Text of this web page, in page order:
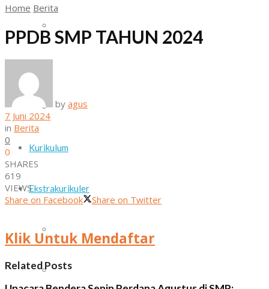
Sarana dan Prasarana
Kurikulum
Ekstrakurikuler
Pramuka
Home Berita
PPDB SMP TAHUN 2024
by agus
7 Juni 2024
in Berita
0
0
SHARES
619
VIEWS
Share on Facebook
Share on Twitter
Klik Untuk Mendaftar
Related Posts